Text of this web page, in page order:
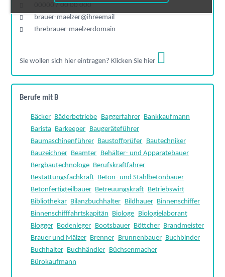
00000 / 00 00 000
brauer-maelzer@ihreemail
Ihrebrauer-maelzerdomain
Sie wollen sich hier eintragen? Klicken Sie hier
Berufe mit B
Bäcker Bäderbetriebe Baggerfahrer Bankkaufmann
Barista Barkeeper Baugeräteführer
Baumaschinenführer Baustoffprüfer Bautechniker
Bauzeichner Beamter Behälter- und Apparatebauer
Bergbautechnologe Berufskraftfahrer
Bestattungsfachkraft Beton- und Stahlbetonbauer
Betonfertigteilbauer Betreuungskraft Betriebswirt
Bibliothekar Bilanzbuchhalter Bildhauer Binnenschiffer
Binnenschifffahrtskapitän Biologe Biologielaborant
Blogger Bodenleger Bootsbauer Böttcher Brandmeister
Brauer und Mälzer Brenner Brunnenbauer Buchbinder
Buchhalter Buchhändler Büchsenmacher
Bürokaufmann